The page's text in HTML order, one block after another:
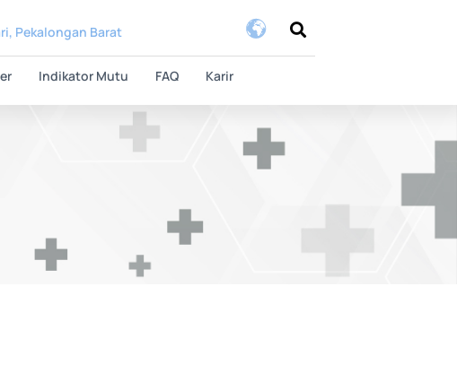
Pekalongan Barat
Indikator Mutu FAQ Karir